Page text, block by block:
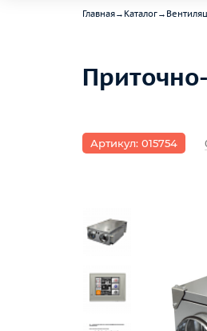
Главная→ Каталог→
Артикул: 015754